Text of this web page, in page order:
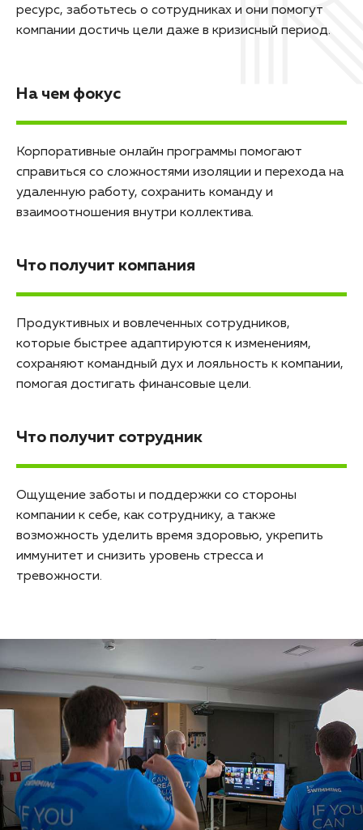
ресурс, заботьтесь о сотрудниках и они помогут
компании достичь цели даже в кризисный период.
На чем фокус
Корпоративные онлайн программы помогают
справиться со сложностями изоляции и перехода на
удаленную работу, сохранить команду и
взаимоотношения внутри коллектива.
Что получит компания
Продуктивных и вовлеченных сотрудников,
которые быстрее адаптируются к изменениям,
сохраняют командный дух и лояльность к компании,
помогая достигать финансовые цели.
Что получит сотрудник
Ощущение заботы и поддержки со стороны
компании к себе, как сотруднику, а также
возможность уделить время здоровью, укрепить
иммунитет и снизить уровень стресса и
тревожности.